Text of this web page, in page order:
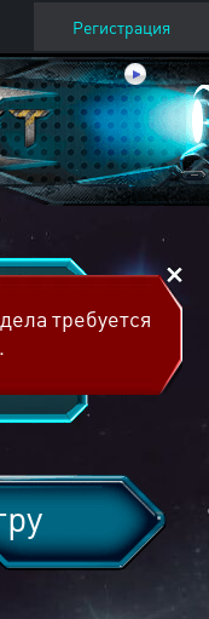
Регистрация
требуется